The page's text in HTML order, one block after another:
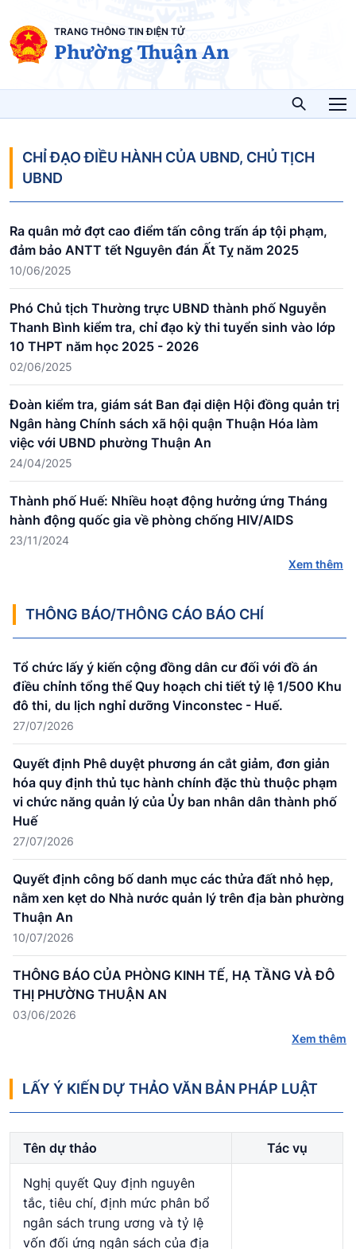
TRANG THÔNG TIN ĐIỆN TỬ
Phường Thuận An
CHỈ ĐẠO ĐIỀU HÀNH CỦA UBND, CHỦ TỊCH
UBND
Ra quân mở đợt cao điểm tấn công trấn áp tội phạm,
đảm bảo ANTT tết Nguyên đán Ất Tỵ năm 2025
10/06/2025
Phó Chủ tịch Thường trực UBND thành phố Nguyễn
Thanh Bình kiểm tra, chỉ đạo kỳ thi tuyển sinh vào lớp
10 THPT năm học 2025 - 2026
02/06/2025
Đoàn kiểm tra, giám sát Ban đại diện Hội đồng quản trị
Ngân hàng Chính sách xã hội quận Thuận Hóa làm
việc với UBND phường Thuận An
24/04/2025
Thành phố Huế: Nhiều hoạt động hưởng ứng Tháng
hành động quốc gia về phòng chống HIV/AIDS
23/11/2024
Xem thêm
THÔNG BÁO/THÔNG CÁO BÁO CHÍ
Tổ chức lấy ý kiến cộng đồng dân cư đối với đồ án
điều chỉnh tổng thể Quy hoạch chi tiết tỷ lệ 1/500 Khu
đô thi, du lịch nghỉ dưỡng Vinconstec - Huế.
27/07/2026
Quyết định Phê duyệt phương án cắt giảm, đơn giản
hóa quy định thủ tục hành chính đặc thù thuộc phạm
vi chức năng quản lý của Ủy ban nhân dân thành phố
Huế
27/07/2026
Quyết định công bố danh mục các thửa đất nhỏ hẹp,
nằm xen kẹt do Nhà nước quản lý trên địa bàn phường
Thuận An
10/07/2026
THÔNG BÁO CỦA PHÒNG KINH TẾ, HẠ TẦNG VÀ ĐÔ
THỊ PHƯỜNG THUẬN AN
03/06/2026
Xem thêm
LẤY Ý KIẾN DỰ THẢO VĂN BẢN PHÁP LUẬT
Tên dự thảo Tác vụ
Nghị quyết Quy định nguyên
tắc, tiêu chí, định mức phân bổ
ngân sách trung ương và tỷ lệ
vốn đối ứng ngân sách của địa